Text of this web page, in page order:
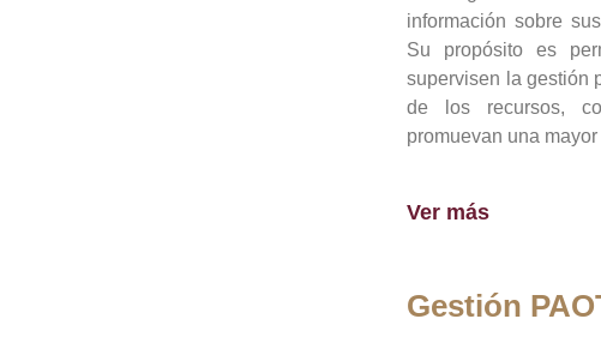
información sobre
Su propósito es
supervisen la gestión
de los recursos,
promuevan una
Ver más
Gestión